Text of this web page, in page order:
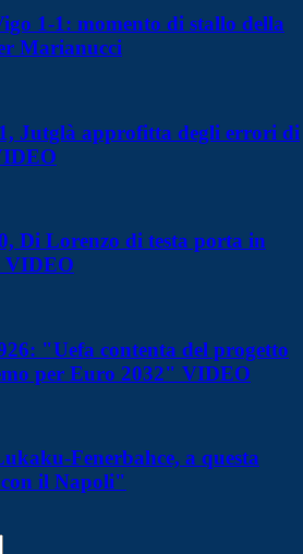
1-1: momento di stallo della
Marianucci
Jutglà approfitta degli errori di
Di Lorenzo di testa porta in
VIDEO
"Uefa contenta del progetto
per Euro 2032" VIDEO
Fenerbahce, a questa
il Napoli"